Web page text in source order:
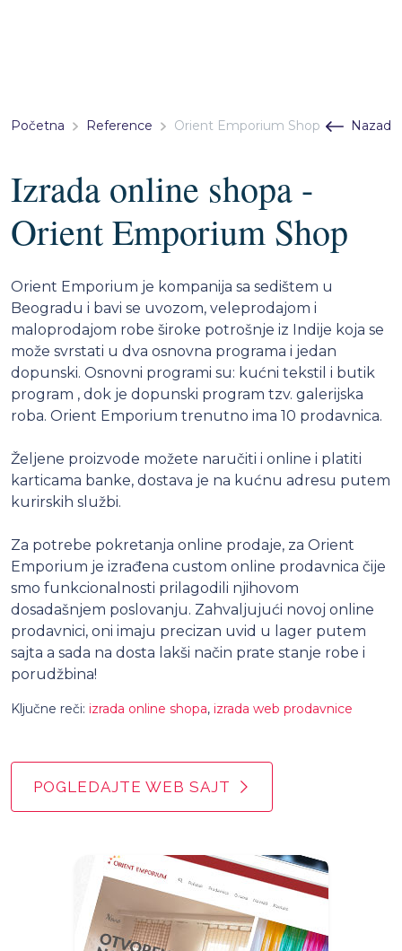
Početna Reference Orient Emporium Shop Nazad
Izrada online shopa -
Orient Emporium Shop
Orient Emporium je kompanija sa sedištem u
Beogradu i bavi se uvozom, veleprodajom i
maloprodajom robe široke potrošnje iz Indije koja se
može svrstati u dva osnovna programa i jedan
dopunski. Osnovni programi su: kućni tekstil i butik
program , dok je dopunski program tzv. galerijska
roba. Orient Emporium trenutno ima 10 prodavnica.
Željene proizvode možete naručiti i online i platiti
karticama banke, dostava je na kućnu adresu putem
kurirskih službi.
Za potrebe pokretanja online prodaje, za Orient
Emporium je izrađena custom online prodavnica čije
smo funkcionalnosti prilagodili njihovom
dosadašnjem poslovanju. Zahvaljujući novoj online
prodavnici, oni imaju precizan uvid u lager putem
sajta a sada na dosta lakši način prate stanje robe i
porudžbina!
Ključne reči: izrada online shopa, izrada web prodavnice
POGLEDAJTE WEB SAJT